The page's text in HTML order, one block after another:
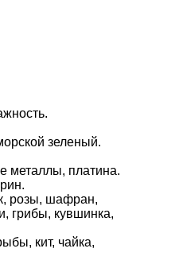
зеленый.
металлы, платина.
розы, шафран,
грибы, кувшинка,
кит, чайка,